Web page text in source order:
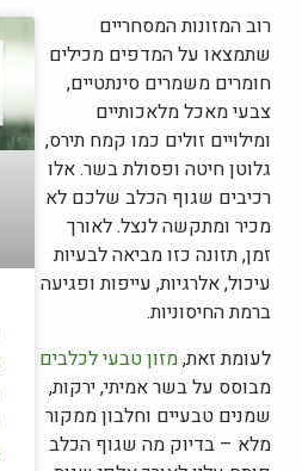
רוב המזונות המסחריים
שתמצאו על המדפים מכילים
חומרים משמרים סינתטיים,
צבעי מאכל מלאכותיים
ומילויים זולים כמו קמח תירס,
גלוטן חיטה ופסולת בשר. אלו
רכיבים שגוף הכלב שלכם לא
מכיר ומתקשה לנצל. לאורך
זמן, תזונה כזו מביאה לבעיות
עיכול, אלרגיות, עייפות ופגיעה
ברמת החיסוניות.
לעומת זאת,מזון טבעי לכלבים
מבוסס על בשר אמיתי, ירקות,
שמנים טבעיים וחלבון ממקור
מלא – בדיוק מה שגוף הכלב